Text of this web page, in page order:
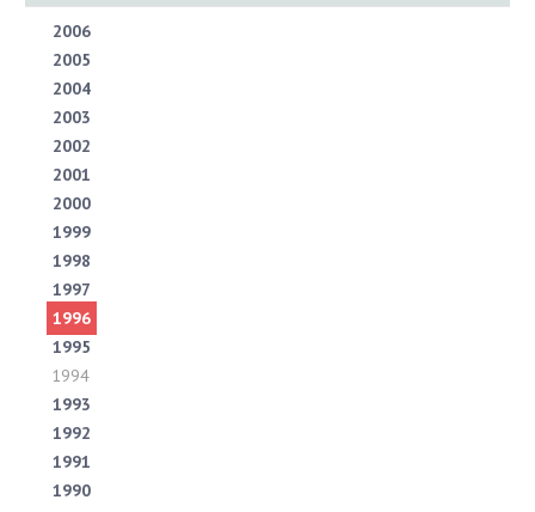
2025
2024
2023
2022
2021
2020
2019
2018
2017
2016
2015
2014
2013
2012
2011
2010
2009
2008
2006
2005
2004
2003
2002
2001
2000
1999
1998
1997
1996
1995
1994
1993
1992
1991
1990